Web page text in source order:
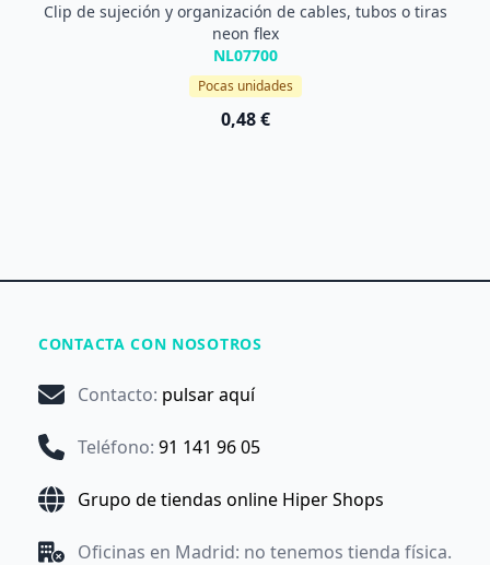
Clip de sujeción y organización de cables, tubos o tiras
neon flex
NL07700
Pocas unidades
0,48 €
CONTACTA CON NOSOTROS
Contacto: pulsar aquí
Teléfono: 91 141 96 05
Grupo de tiendas online Hiper Shops
Oficinas en Madrid: no tenemos tienda física.